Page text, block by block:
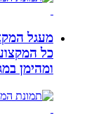
מעגל
כל
ומהימן במגוון